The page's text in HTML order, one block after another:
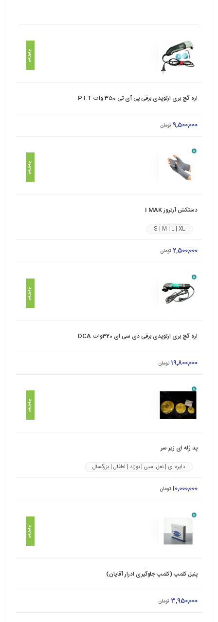
وضعیت
/ عکس
موجود
اره گچ بری ارتوپدی برقی پی آی تی 350 وات P.I.T
9,500,000 تومان
موجود
دستکش آرتروز I MAK
S | M | L | XL
2,500,000 تومان
موجود
اره گچ بری ارتوپدی برقی دی سی ای 320وات DCA
19,800,000 تومان
موجود
پد ژله ای زیر سر
دایره ای | نعل اسبی | نوزاد | اطفال | بزرگسال
10,000,000 تومان
موجود
پنیل کلمپ (کلمپ جلوگیری ادرار آقایان)
3,950,000 تومان